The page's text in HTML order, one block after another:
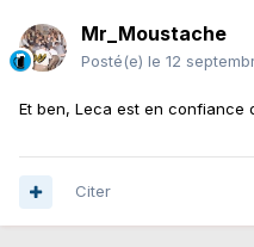
Mr_Moustache
Posté(e) le 12
Et ben, Leca est en confiance
Citer